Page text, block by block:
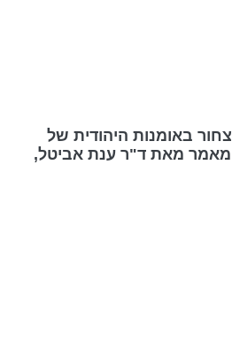
באומנות היהודית של
מאת ד"ר ענת אביטל,